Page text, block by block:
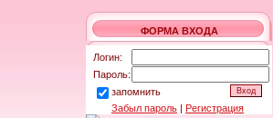
ФОРМА ВХОДА
Логин:
Пароль:
запомнить
Забыл пароль | Регистрация